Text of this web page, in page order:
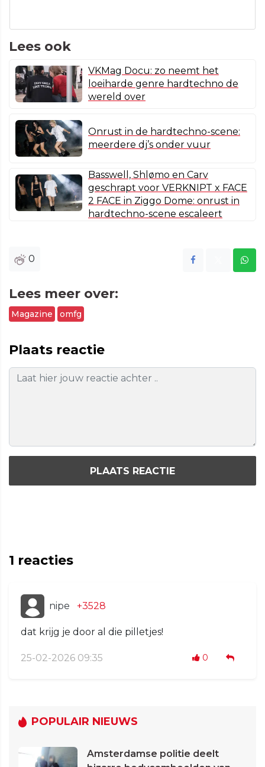
Lees ook
VKMag Docu: zo neemt het
loeiharde genre hardtechno de
wereld over
Onrust in de hardtechno-scene:
meerdere dj’s onder vuur
Basswell, Shlømo en Carv
geschrapt voor VERKNIPT x FACE
2 FACE in Ziggo Dome: onrust in
hardtechno-scene escaleert
0
Lees meer over:
Magazine omfg
Plaats reactie
PLAATS REACTIE
1 reacties
nipe +3528
dat krijg je door al die pilletjes!
25-02-2026 09:35 0
POPULAIR NIEUWS
Amsterdamse politie deelt